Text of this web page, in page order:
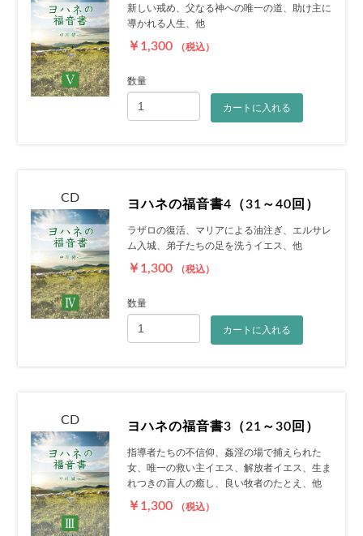
新しい戒め、父なる神への唯一の道、助け主に
導かれる人生、他
￥1,300 （税込）
数量
カートに入れる
CD ヨハネの福音書4（31～40回）
ラザロの復活、マリアによる油注ぎ、エルサレ
ム入城、弟子たちの足を洗うイエス、他
￥1,300 （税込）
数量
カートに入れる
CD ヨハネの福音書3（21～30回）
指導者たちの不信仰、姦淫の場で捕えられた
女、唯一の救い主イエス、解放者イエス、生ま
れつきの盲人の癒し、良い牧者のたとえ、他
￥1,300 （税込）